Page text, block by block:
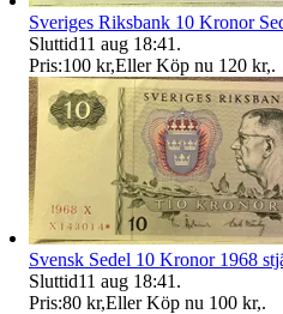
Sveriges Riksbank 10 Kronor
Sluttid11 aug 18:41 .
Pris:100 kr,Eller Köp nu 120 kr,.
Svensk Sedel 10 Kronor 1968
Sluttid11 aug 18:41 .
Pris:80 kr,Eller Köp nu 100 kr,.